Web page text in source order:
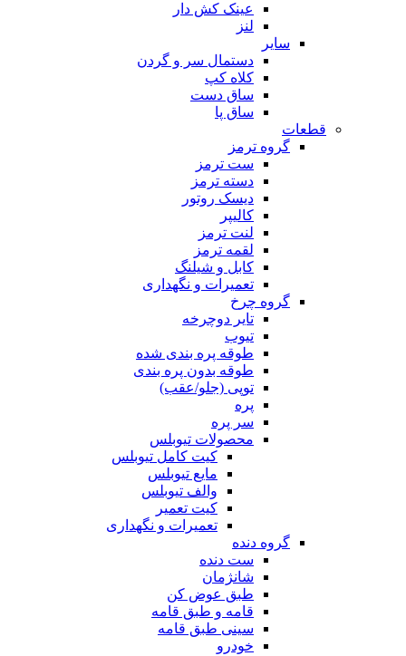
عینک کش دار
لنز
سایر
دستمال سر و گردن
کلاه کپ
ساق دست
ساق پا
قطعات
گروه ترمز
ست ترمز
دسته ترمز
دیسک روتور
کالیپر
لنت ترمز
لقمه ترمز
کابل و شیلنگ
تعمیرات و نگهداری
گروه چرخ
تایر دوچرخه
تیوب
طوقه پره بندی شده
طوقه بدون پره بندی
توپی (جلو/عقب)
پره
سر پره
محصولات تیوبلس
کیت کامل تیوبلس
مایع تیوبلس
والف تیوبلس
کیت تعمیر
تعمیرات و نگهداری
گروه دنده
ست دنده
شانژمان
طبق عوض کن
قامه و طبق قامه
سینی طبق قامه
خودرو